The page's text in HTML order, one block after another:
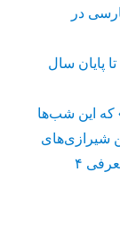
در
پایان سال
که این شب‌ها
شیرازی‌های
از کجا اکانت اسپاتیفای پرمیوم بخریم؟ معرفی ۴